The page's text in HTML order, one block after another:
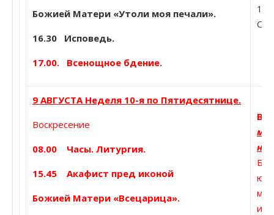
Божией Матери «Утоли моя печали».
16.30 Исповедь.
17.00. Всенощное бдение.
9 АВГУСТА Неделя 10-я по Пятидесятнице.
Воскресение
08.00 Часы. Литургия.
15.45 Акафист пред иконой
Божией Матери «Всецарица».